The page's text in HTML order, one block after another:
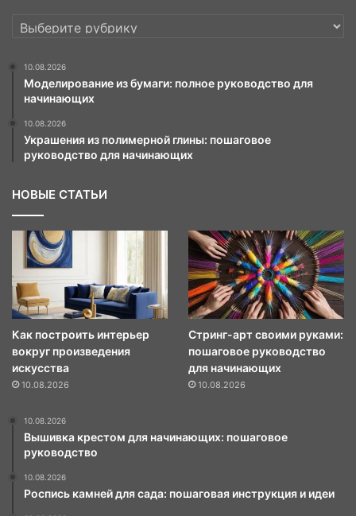
РУБРИКИ
10.08.2026
Моделирование из бумаги: полное руководство для
начинающих
10.08.2026
Украшения из полимерной глины: пошаговое
руководство для начинающих
НОВЫЕ СТАТЬИ
Как построить интерьер
вокруг произведения
искусства
10.08.2026
Стринг-арт своими руками:
пошаговое руководство
для начинающих
10.08.2026
10.08.2026
Вышивка крестом для начинающих: пошаговое
руководство
10.08.2026
Роспись камней для сада: пошаговая инструкция и идеи